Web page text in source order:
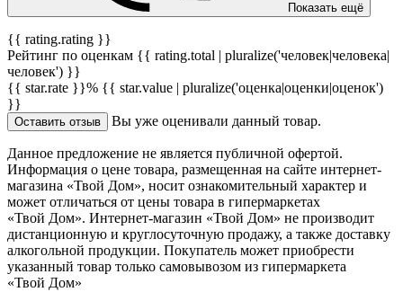
Показать ещё
{{ rating.rating }}
Рейтинг по оценкам {{ rating.total | pluralize('человек|человека|
человек') }}
{{ star.rate }}% {{ star.value | pluralize('оценка|оценки|оценок')
}}
Оставить отзыв Вы уже оценивали данный товар.
Данное предложение не является публичной офертой.
Информация о цене товара, размещенная на сайте интернет-
магазина «Твой Дом», носит ознакомительный характер и
может отличаться от цены товара в гипермаркетах
«Твой Дом». Интернет-магазин «Твой Дом» не производит
дистанционную и круглосуточную продажу, а также доставку
алкогольной продукции. Покупатель может приобрести
указанный товар только самовывозом из гипермаркета
«Твой Дом»